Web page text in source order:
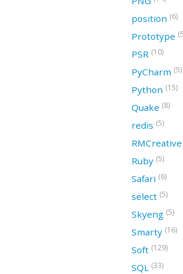
position (6)
Prototype
PSR (10)
PyCharm (5)
Python (15)
Quake (8)
redis (5)
RMCreative
Ruby (5)
Safari (6)
select (5)
Skyeng (5)
Smarty (16)
Soft (129)
SQL (33)